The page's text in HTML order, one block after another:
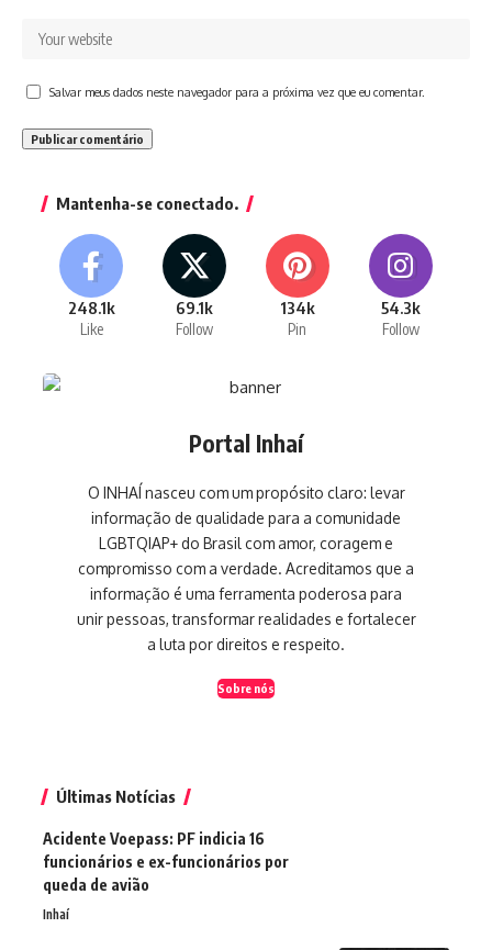
Salvar meus dados neste navegador para a próxima vez que eu comentar.
Mantenha-se conectado.
248.1k
Like
69.1k
Follow
134k
Pin
54.3k
Follow
Portal Inhaí
O INHAÍ nasceu com um propósito claro: levar
informação de qualidade para a comunidade
LGBTQIAP+ do Brasil com amor, coragem e
compromisso com a verdade. Acreditamos que a
informação é uma ferramenta poderosa para
unir pessoas, transformar realidades e fortalecer
a luta por direitos e respeito.
Sobre nós
Últimas Notícias
Acidente Voepass: PF indicia 16
funcionários e ex-funcionários por
queda de avião
Inhaí